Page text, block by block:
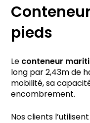
pieds
Leconteneur
long par 2,43m de
mobilité, sa
encombrement.
Nos clients